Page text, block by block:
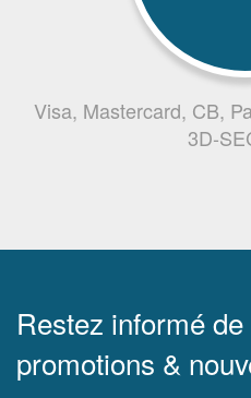
Visa, Mastercard, CB,
3D-
Restez informé
promotions &